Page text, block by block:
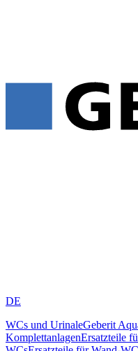
DE
WCs und UrinaleGeberit
KomplettanlagenErsatzteile